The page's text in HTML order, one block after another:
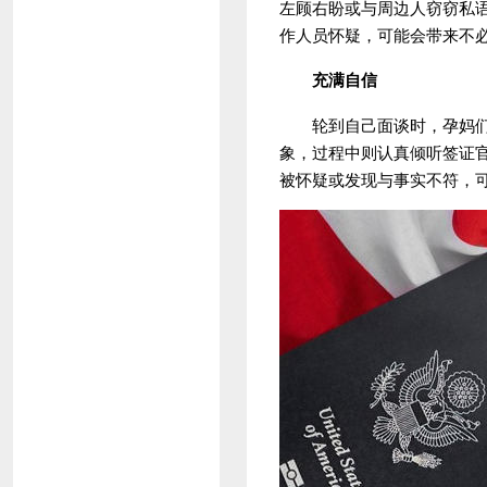
左顾右盼或与周边人窃窃私
作人员怀疑，可能会带来不
充满自信
轮到自己面谈时，孕妈们
象，过程中则认真倾听签证
被怀疑或发现与事实不符，